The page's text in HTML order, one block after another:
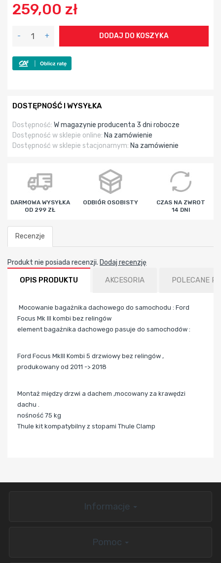
259,00 zł
- + DODAJ DO KOSZYKA
DOSTĘPNOŚĆ I WYSYŁKA
Dostępność: W magazynie producenta 3 dni robocze
Dostępność w sklepie online: Na zamówienie
Dostępność w sklepie stacjonarnym: Na zamówienie
DARMOWA WYSYŁKA
OD 299 ZŁ
ODBIÓR OSOBISTY
CZAS NA ZWROT
14 DNI
Recenzje
Produkt nie posiada recenzji. Dodaj recenzję
OPIS PRODUKTU AKCESORIA POLECANE
Mocowanie bagażnika dachowego do samochodu : Ford
Focus Mk III kombi bez relingów
element bagażnika dachowego pasuje do samochodów :
Ford Focus MkIII Kombi 5 drzwiowy bez relingów ,
produkowany od 2011 -> 2018
Montaż między drzwi a dachem ,mocowany za krawędzi
dachu .
nośność 75 kg
Thule kit kompatybilny z stopami Thule Clamp
Informacje
Pomoc